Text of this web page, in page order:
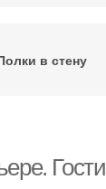
в стену